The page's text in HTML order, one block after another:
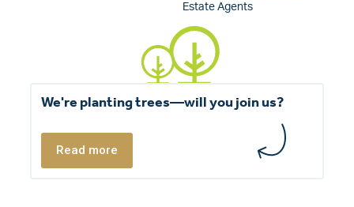
Estate Agents
We're planting trees—will you join us?
Read more